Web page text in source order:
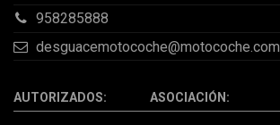
958285888
desguacemotocoche@motocoche.com
AUTORIZADOS: ASOCIACIÓN: